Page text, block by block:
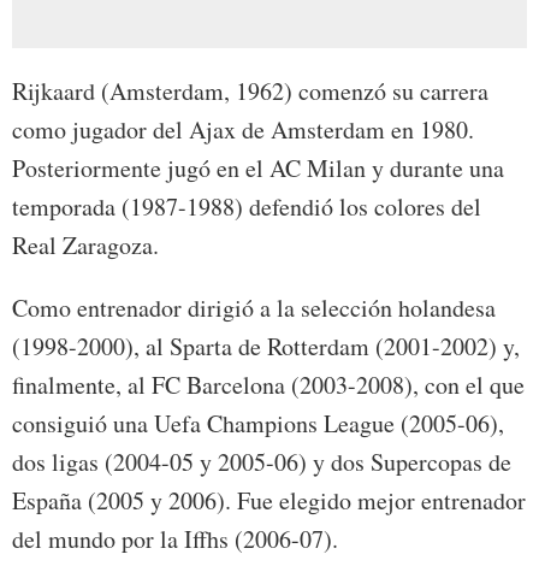
Rijkaard (Amsterdam, 1962) comenzó su carrera
como jugador del Ajax de Amsterdam en 1980.
Posteriormente jugó en el AC Milan y durante una
temporada (1987-1988) defendió los colores del
Real Zaragoza.
Como entrenador dirigió a la selección holandesa
(1998-2000), al Sparta de Rotterdam (2001-2002) y,
finalmente, al FC Barcelona (2003-2008), con el que
consiguió una Uefa Champions League (2005-06),
dos ligas (2004-05 y 2005-06) y dos Supercopas de
España (2005 y 2006). Fue elegido mejor entrenador
del mundo por la Iffhs (2006-07).